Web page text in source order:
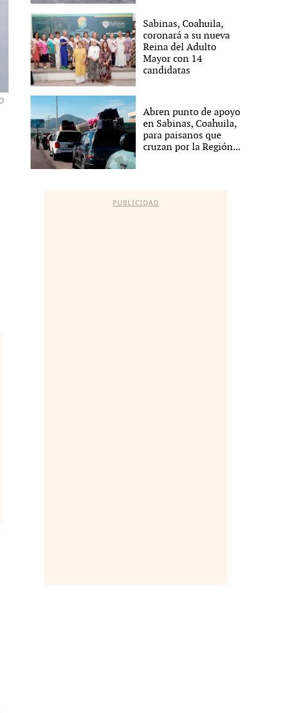
Sabinas, Coahuila,
coronará a su nueva
Reina del Adulto
Mayor con 14
candidatas
Abren punto de apoyo
en Sabinas, Coahuila,
para paisanos que
cruzan por la Región...
PUBLICIDAD